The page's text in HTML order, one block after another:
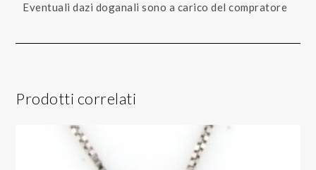
Eventuali dazi doganali sono a carico del compratore
Prodotti correlati